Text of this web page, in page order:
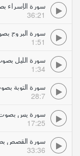
سورة الإسراء
36:21
سورة البروج
1:51
سورة الليل
1:34
سورة التوبة
28:7
سورة يس بصوت
17:25
سورة القصص
33:36